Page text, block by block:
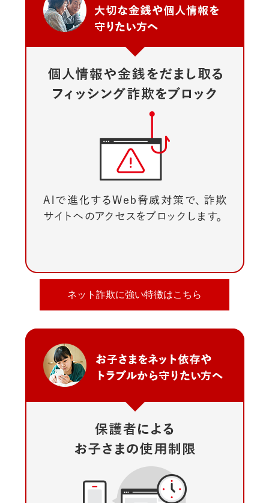
ネット詐欺に強い特徴はこちら